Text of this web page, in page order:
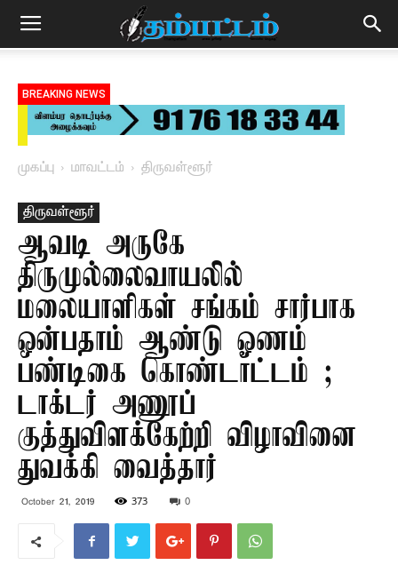
BREAKING NEWS
முகப்பு மாவட்டம் திருவள்ளூர்
திருவள்ளூர்
ஆவடி அருகே
திருமுல்லைவாயலில்
மலையாளிகள் சங்கம் சார்பாக
ஒன்பதாம் ஆண்டு ஓணம்
பண்டிகை கொண்டாட்டம் ;
டாக்டர் அணூப்
குத்துவிளக்கேற்றி விழாவினை
துவக்கி வைத்தார்
October 21, 2019 373 0